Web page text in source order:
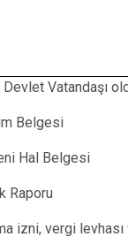
Devlet Vatandaşı
Belgesi
Hal Belgesi
Raporu
izni, vergi